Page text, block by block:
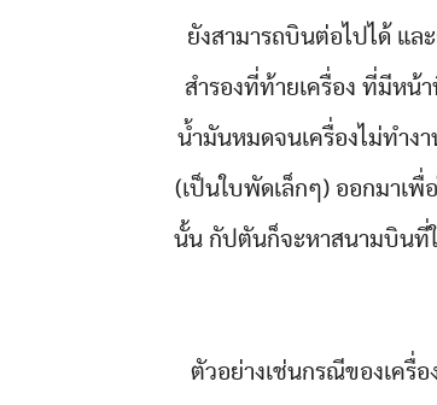
ยังสามารถบินต่อไปได้ แล
สำรองที่ท้ายเครื่อง ที่มีหน้
น้ำมันหมดจนเครื่องไม่ทำง
(เป็นใบพัดเล็กๆ) ออกมาเพื่
นั้น กัปตันก็จะหาสนามบินที่
ตัวอย่างเช่นกรณีของเครื่